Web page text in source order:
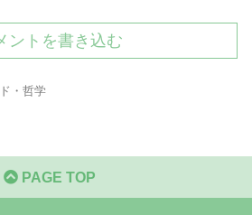
ントを書き込む
・哲学
PAGE TOP